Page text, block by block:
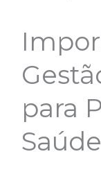
para
Saúde